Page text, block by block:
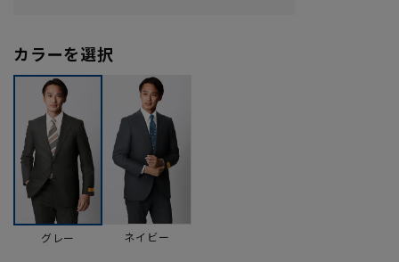
カラーを選択
グレー ネイビー